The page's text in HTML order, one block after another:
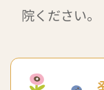
院ください。